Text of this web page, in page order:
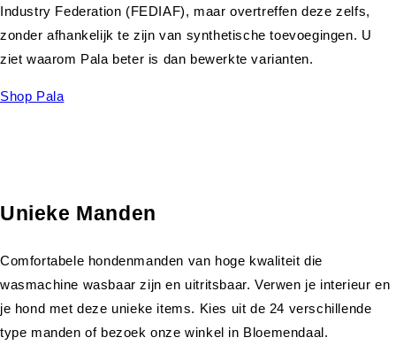
Industry Federation (FEDIAF), maar overtreffen deze zelfs,
zonder afhankelijk te zijn van synthetische toevoegingen. U
ziet waarom Pala beter is dan bewerkte varianten.
Shop Pala
Unieke Manden
Comfortabele hondenmanden van hoge kwaliteit die
wasmachine wasbaar zijn en uitritsbaar. Verwen je interieur en
je hond met deze unieke items. Kies uit de 24 verschillende
type manden of bezoek onze winkel in Bloemendaal.